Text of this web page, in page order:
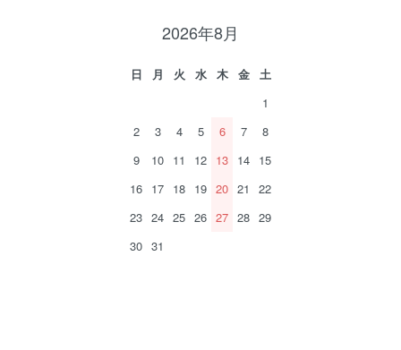
2026年8月
日 月 火 水 木 金
土
1
2
3 4 5 6 7
8
9
10 11 12 13 14 15
16 17 18 19 20 21
22
23 24 25 26 27 28 29
30 31